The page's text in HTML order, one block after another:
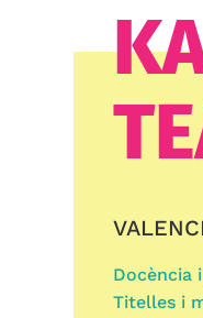
Docència
Titelles i